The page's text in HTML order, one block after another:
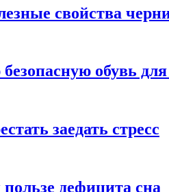
свойства
обувь
заедать стресс
дефицита сна